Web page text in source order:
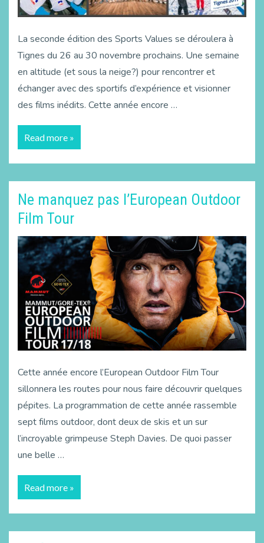
La seconde édition des Sports Values se déroulera à
Tignes du 26 au 30 novembre prochains. Une semaine
en altitude (et sous la neige?) pour rencontrer et
échanger avec des sportifs d’expérience et visionner
des films inédits. Cette année encore …
Read more »
Ne manquez pas l’European Outdoor
Film Tour
Cette année encore l’European Outdoor Film Tour
sillonnera les routes pour nous faire découvrir quelques
pépites. La programmation de cette année rassemble
sept films outdoor, dont deux de skis et un sur
l’incroyable grimpeuse Steph Davies. De quoi passer
une belle …
Read more »